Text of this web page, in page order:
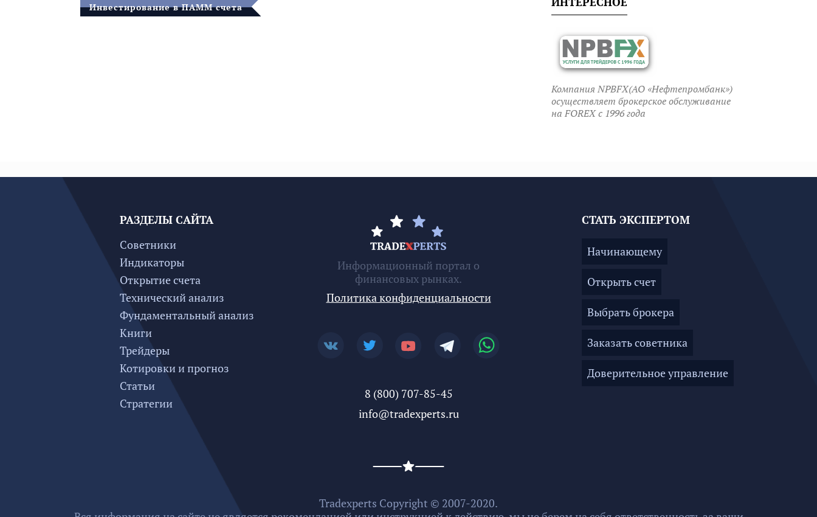
Инвестирование в ПАММ счета
Компания NPBFX(АО «Нефтепромбанк»)
осуществляет брокерское обслуживание
на FOREX c 1996 года
РАЗДЕЛЫ САЙТА
Советники
Индикаторы
Открытие счета
Технический анализ
Фундаментальный анализ
Книги
Трейдеры
Котировки и прогноз
Статьи
Стратегии
Информационный портал о
финансовых рынках.
Политика конфиденциальности
8 (800) 707-85-45
info@tradexperts.ru
СТАТЬ ЭКСПЕРТОМ
Начинающему
Открыть счет
Выбрать брокера
Заказать советника
Доверительное управление
Tradexperts Copyright © 2007-2020.